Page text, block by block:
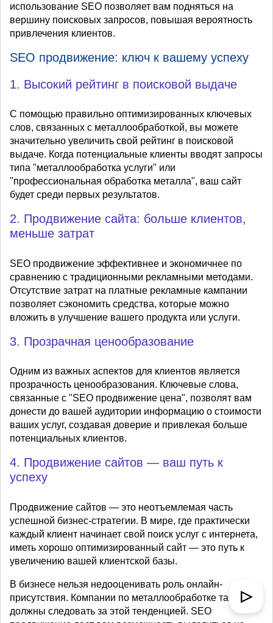
использование SEO позволяет вам подняться на
вершину поисковых запросов, повышая вероятность
привлечения клиентов.
SEO продвижение: ключ к вашему успеху
1. Высокий рейтинг в поисковой выдаче
С помощью правильно оптимизированных ключевых
слов, связанных с металлообработкой, вы можете
значительно увеличить свой рейтинг в поисковой
выдаче. Когда потенциальные клиенты вводят запросы
типа "металлообработка услуги" или
"профессиональная обработка металла", ваш сайт
будет среди первых результатов.
2. Продвижение сайта: больше клиентов,
меньше затрат
SEO продвижение эффективнее и экономичнее по
сравнению с традиционными рекламными методами.
Отсутствие затрат на платные рекламные кампании
позволяет сэкономить средства, которые можно
вложить в улучшение вашего продукта или услуги.
3. Прозрачная ценообразование
Одним из важных аспектов для клиентов является
прозрачность ценообразования. Ключевые слова,
связанные с "SEO продвижение цена", позволят вам
донести до вашей аудитории информацию о стоимости
ваших услуг, создавая доверие и привлекая больше
потенциальных клиентов.
4. Продвижение сайтов — ваш путь к
успеху
Продвижение сайтов — это неотъемлемая часть
успешной бизнес-стратегии. В мире, где практически
каждый клиент начинает свой поиск услуг с интернета,
иметь хорошо оптимизированный сайт — это путь к
увеличению вашей клиентской базы.
В бизнесе нельзя недооценивать роль онлайн-
присутствия. Компании по металлообработке также
должны следовать за этой тенденцией. SEO
▷